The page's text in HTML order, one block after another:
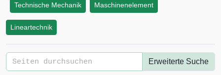
Technische Mechanik Maschinenelement
Lineartechnik
Erweiterte Suche